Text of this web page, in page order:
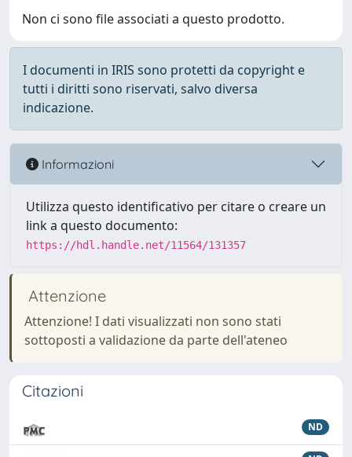
Non ci sono file associati a questo prodotto.
I documenti in IRIS sono protetti da copyright e
tutti i diritti sono riservati, salvo diversa
indicazione.
Informazioni
Utilizza questo identificativo per citare o creare un
link a questo documento:
https://hdl.handle.net/11564/131357
Attenzione
Attenzione! I dati visualizzati non sono stati
sottoposti a validazione da parte dell'ateneo
Citazioni
ND